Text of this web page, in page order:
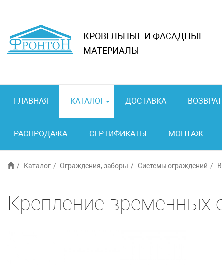
КРОВЕЛЬНЫЕ И ФАСАДНЫЕ
МАТЕРИАЛЫ
ГЛАВНАЯ КАТАЛОГ ДОСТАВКА ВОЗВРАТ
РАСПРОДАЖА СЕРТИФИКАТЫ МОНТАЖ
Каталог Ограждения, заборы Системы ограждений
Крепление